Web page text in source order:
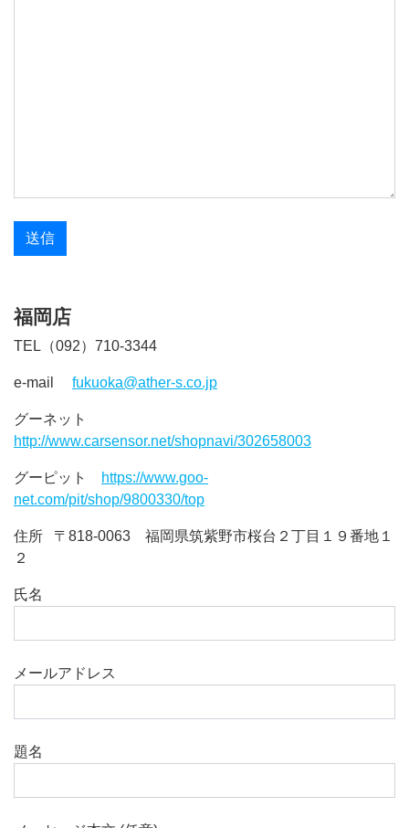
福岡店
TEL（092）710-3344
e-mail fukuoka@ather-s.co.jp
グーネット
http://www.carsensor.net/shopnavi/302658003
グーピット
https://www.goo-
net.com/pit/shop/9800330/top
住所 〒818-0063 福岡県筑紫野市桜台２丁目１９番地１
２
氏名
メールアドレス
題名